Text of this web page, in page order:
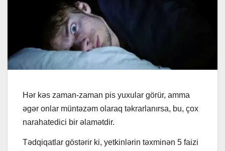
Hər kəs zaman-zaman pis yuxular görür, amma
əgər onlar müntəzəm olaraq təkrarlanırsa, bu, çox
narahatedici bir əlamətdir.
Tədqiqatlar göstərir ki, yetkinlərin təxminən 5 faizi